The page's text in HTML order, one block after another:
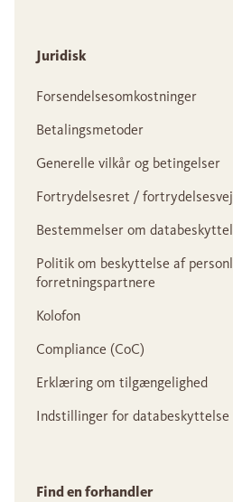
Juridisk
Forsendelsesomkostninger
Betalingsmetoder
Generelle vilkår og betingelser
Fortrydelsesret /
Bestemmelser om
Politik om beskyttelse af
forretningspartnere
Kolofon
Compliance (CoC)
Erklæring om tilgængelighed
Indstillinger for databeskyttelse
Find en forhandler